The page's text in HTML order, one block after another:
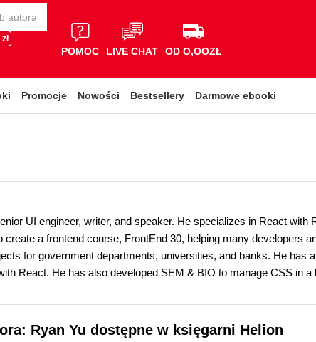
POMOC LIVE CHAT OD O,OOZŁ
Promocje Nowości Bestsellery Darmowe ebooki
UI engineer, writer, and speaker. He specializes in React
create a frontend course, FrontEnd 30, helping many developers
for government departments, universities, and banks. He has
React. He has also developed SEM & BIO to manage CSS in a
Ryan Yu dostępne w księgarni Helion